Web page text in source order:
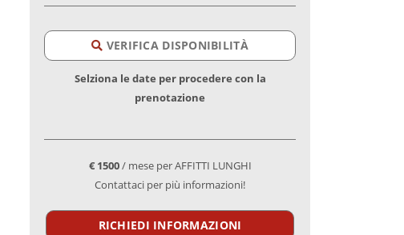
VERIFICA DISPONIBILITÀ
Selziona le date per procedere con la
prenotazione
€ 1500/ mese per AFFITTI LUNGHI
Contattaci per più informazioni!
RICHIEDI INFORMAZIONI